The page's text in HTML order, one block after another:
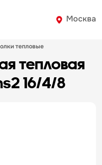
Москва
полки тепловые
16/4/8